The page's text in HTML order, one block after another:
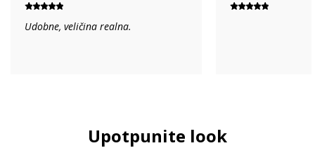
Udobne, veličina realna.
Upotpunite look